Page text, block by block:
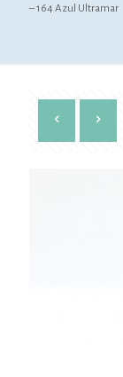
– 164 Azul Ultramar